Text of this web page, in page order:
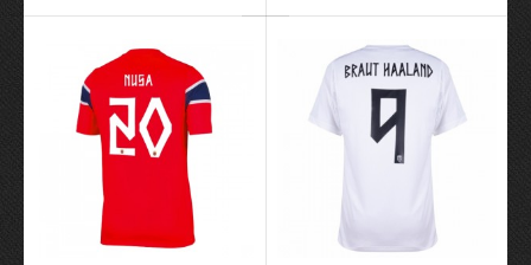
Maillot de Supporter
Maillot de Supporter